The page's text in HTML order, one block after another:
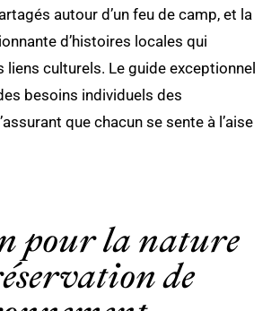
autour d’un feu de camp, et la
d’histoires locales qui
liens culturels. Le guide exceptionnel
besoins individuels des
que chacun se sente à l’aise
pour la nature
de